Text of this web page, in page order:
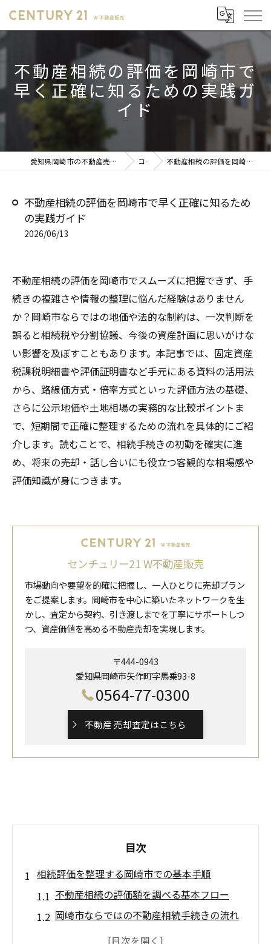
不動産相続の評価を岡崎市で
早く正確に知るための実践ガ
イド
愛知県岡崎市の不動産売却ならセンチュリー21 W不動産販売 コラム 不動産相続の評価を岡崎市で早く正確に知るための実践ガイド
不動産相続の評価を岡崎市で早く正確に知るため
の実践ガイド
2026/06/13
不動産相続の評価を岡崎市でスムーズに把握できず、手
続きの複雑さや情報の整理に悩んだ経験はありません
か？岡崎市ならではの地価や法的な制約は、一次判断を
誤ると相続税や分割協議、今後の資産計画に思いがけな
い影響を及ぼすこともあります。本記事では、固定資産
税課税明細書や評価証明書など手元にある資料の活用法
から、路線価方式・倍率方式といった評価方法の基礎、
さらに公示地価や土地相場の実務的な比較ポイントま
で、短期間で正確に整理するための流れを具体的にご紹
介します。読むことで、相続手続きの初動を確実に進
め、将来の売却・話し合いにも役立つ客観的な相場感や
評価知識が身につきます。
センチュリー21 W不動産販売
市場動向や要望を的確に把握し、一人ひとりに売却プラン
をご提案します。岡崎市を中心に築いたネットワークを生
かし、査定から契約、引き渡しまでを丁寧にサポートしつ
つ、資産価値を高める不動産売却を実現します。
〒444-0943
愛知県岡崎市矢作町字馬乗93-8
0564-77-0300
不動産 売却査定はこちら
目次
相続評価を整理する岡崎市での基本手順
不動産相続の評価額を調べる基本フロー
岡崎市ならではの不動産相続手続きの流れ
不動産相続で最初に確認すべき評価書類